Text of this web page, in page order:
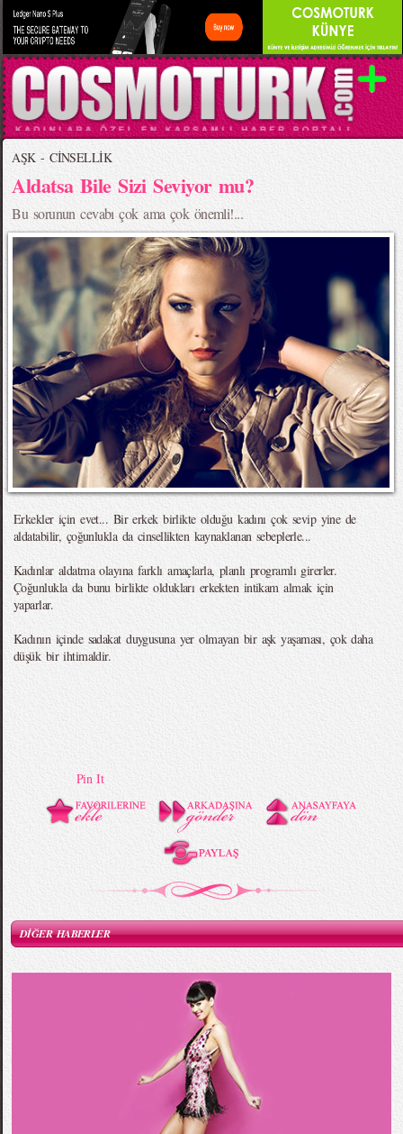
AŞK - CİNSELLİK
Aldatsa Bile Sizi Seviyor mu?
Bu sorunun cevabı çok ama çok önemli!...
Erkekler için evet... Bir erkek birlikte olduğu kadını çok sevip yine de
aldatabilir, çoğunlukla da cinsellikten kaynaklanan sebeplerle...
Kadınlar aldatma olayına farklı amaçlarla, planlı programlı girerler.
Çoğunlukla da bunu birlikte oldukları erkekten intikam almak için
yaparlar.
Kadının içinde sadakat duygusuna yer olmayan bir aşk yaşaması, çok daha
düşük bir ihtimaldir.
Pin It
DİĞER HABERLER